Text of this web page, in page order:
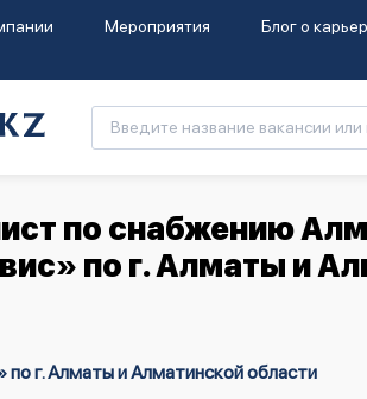
Мероприятия Блог о
по снабжению
по г. Алматы и
г. Алматы и Алматинской области